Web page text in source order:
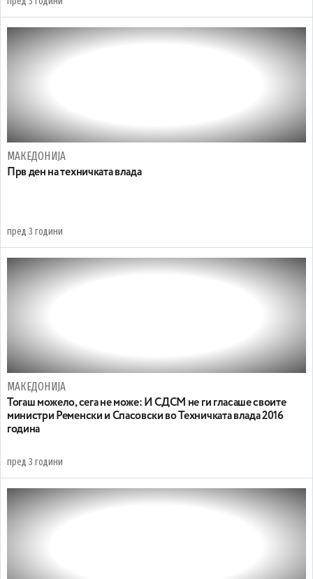
МАКЕДОНИЈА
Прв ден на техничката влада
пред 3 години
МАКЕДОНИЈА
Тогаш можело, сега не може: И СДСМ не ги гласаше своите
министри Ременски и Спасовски во Техничката влада 2016
година
пред 3 години